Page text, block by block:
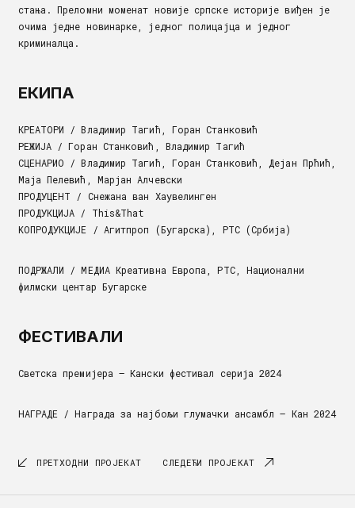
стања. Преломни моменат новије српске историје виђен је
очима једне новинарке, једног полицајца и једног
криминалца.
ЕКИПА
КРЕАТОРИ / Владимир Тагић, Горан Станковић
РЕЖИЈА / Горан Станковић, Владимир Тагић
СЦЕНАРИО / Владимир Тагић, Горан Станковић, Дејан Прћић,
Маја Пелевић, Марјан Алчевски
ПРОДУЦЕНТ / Снежана ван Хаувелинген
ПРОДУКЦИЈА / Тhis&That
KOПРОДУКЦИЈЕ / Агитпроп (Бугарска), РТС (Србија)
ПОДРЖАЛИ / МЕДИА Креативна Европа, РТС, Национални
филмски центар Бугарске
ФЕСТИВАЛИ
Светска премијера – Кански фестивал серија 2024
НАГРАДЕ / Награда за најбољи глумачки ансамбл – Кан 2024
ПРЕТХОДНИ ПРОЈЕКАТ СЛЕДЕЋИ ПРОЈЕКАТ